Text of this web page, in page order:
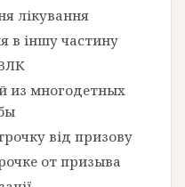
лікування
в іншу частину
из многодетных
від призову
от призыва